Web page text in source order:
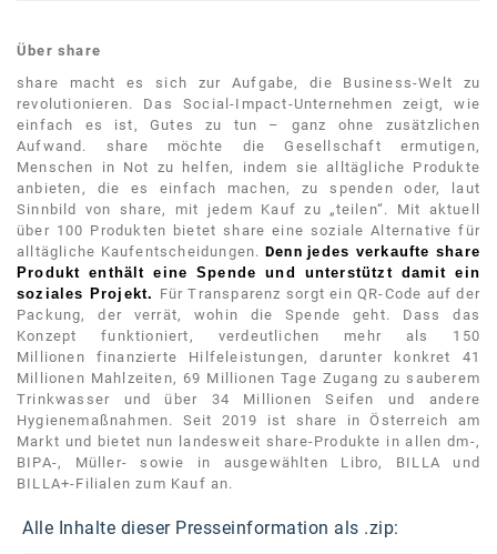
Über share
share macht es sich zur Aufgabe, die Business-Welt zu
revolutionieren. Das Social-Impact-Unternehmen zeigt, wie
einfach es ist, Gutes zu tun – ganz ohne zusätzlichen
Aufwand. share möchte die Gesellschaft ermutigen,
Menschen in Not zu helfen, indem sie alltägliche Produkte
anbieten, die es einfach machen, zu spenden oder, laut
Sinnbild von share, mit jedem Kauf zu „teilen“. Mit aktuell
über 100 Produkten bietet share eine soziale Alternative für
alltägliche Kaufentscheidungen. Denn jedes verkaufte share
Produkt enthält eine Spende und unterstützt damit ein
soziales Projekt. Für Transparenz sorgt ein QR-Code auf der
Packung, der verrät, wohin die Spende geht. Dass das
Konzept funktioniert, verdeutlichen mehr als 150
Millionen finanzierte Hilfeleistungen, darunter konkret 41
Millionen Mahlzeiten, 69 Millionen Tage Zugang zu sauberem
Trinkwasser und über 34 Millionen Seifen und andere
Hygienemaßnahmen. Seit 2019 ist share in Österreich am
Markt und bietet nun landesweit share-Produkte in allen dm-,
BIPA-, Müller- sowie in ausgewählten Libro, BILLA und
BILLA+-Filialen zum Kauf an.
Alle Inhalte dieser Presseinformation als .zip: